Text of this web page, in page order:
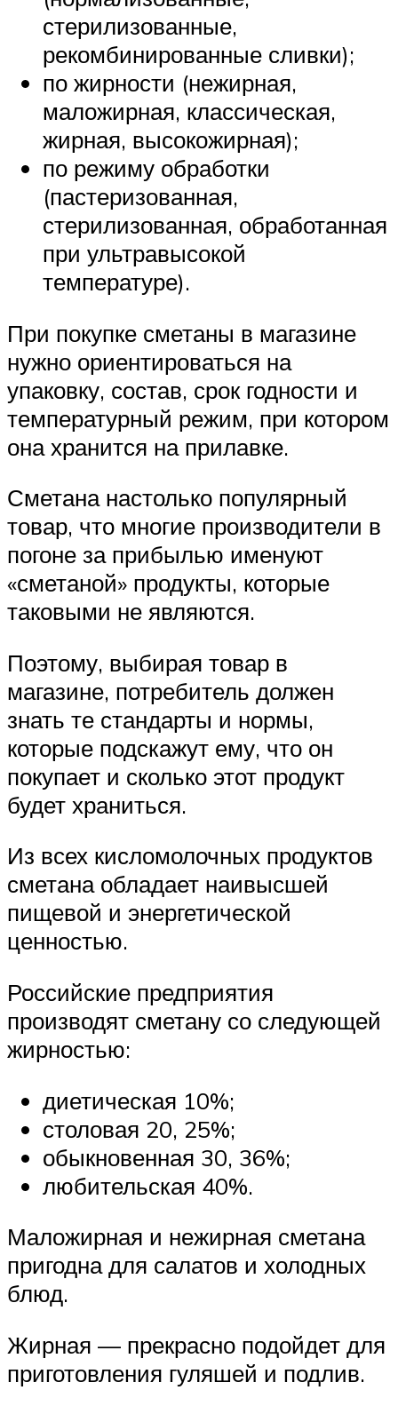
стерилизованные,
рекомбинированные сливки);
по жирности (нежирная,
маложирная, классическая,
жирная, высокожирная);
по режиму обработки
(пастеризованная,
стерилизованная, обработанная
при ультравысокой
температуре).
При покупке сметаны в магазине
нужно ориентироваться на
упаковку, состав, срок годности и
температурный режим, при котором
она хранится на прилавке.
Сметана настолько популярный
товар, что многие производители в
погоне за прибылью именуют
«сметаной» продукты, которые
таковыми не являются.
Поэтому, выбирая товар в
магазине, потребитель должен
знать те стандарты и нормы,
которые подскажут ему, что он
покупает и сколько этот продукт
будет храниться.
Из всех кисломолочных продуктов
сметана обладает наивысшей
пищевой и энергетической
ценностью.
Российские предприятия
производят сметану со следующей
жирностью:
диетическая 10%;
столовая 20, 25%;
обыкновенная 30, 36%;
любительская 40%.
Маложирная и нежирная сметана
пригодна для салатов и холодных
блюд.
Жирная — прекрасно подойдет для
приготовления гуляшей и подлив.